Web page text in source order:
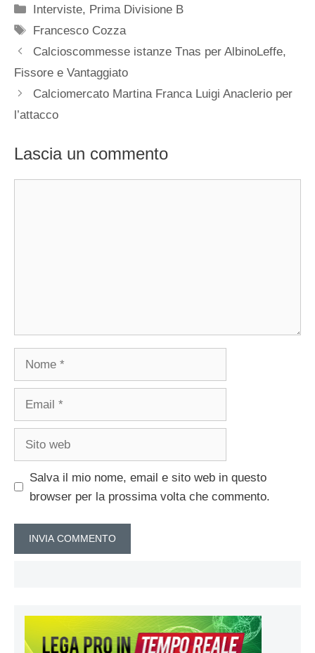
Categorie
Interviste, Prima Divisione B
Tag
Francesco Cozza
Calcioscommesse istanze Tnas per AlbinoLeffe,
Fissore e Vantaggiato
Calciomercato Martina Franca Luigi Anaclerio per
l’attacco
Lascia un commento
Salva il mio nome, email e sito web in questo
browser per la prossima volta che commento.